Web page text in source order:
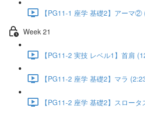
【PG11-1 座学 基礎2】アーマ②
Week 21
【PG11-2 実技 レベル1】首肩
【PG11-2 座学 基礎2】マラ
【PG11-2 座学 基礎2】スロー